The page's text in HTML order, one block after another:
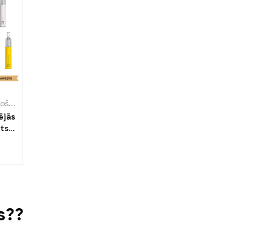
lietošanas e-cigaretes